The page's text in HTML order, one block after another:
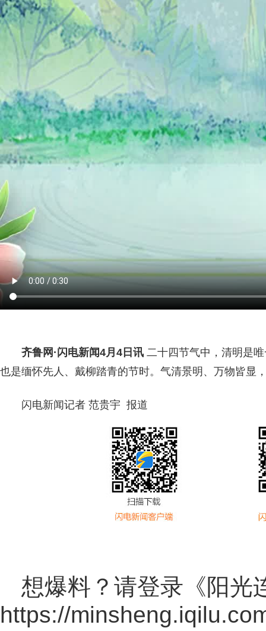
齐鲁网 ·闪电新闻4月4日讯 二十四节气中，清明是
也是缅怀先人、戴柳踏青的节时。气清景明、万物皆显
闪电新闻记者 范贵宇 报道
想爆料？请登录《阳光
https://